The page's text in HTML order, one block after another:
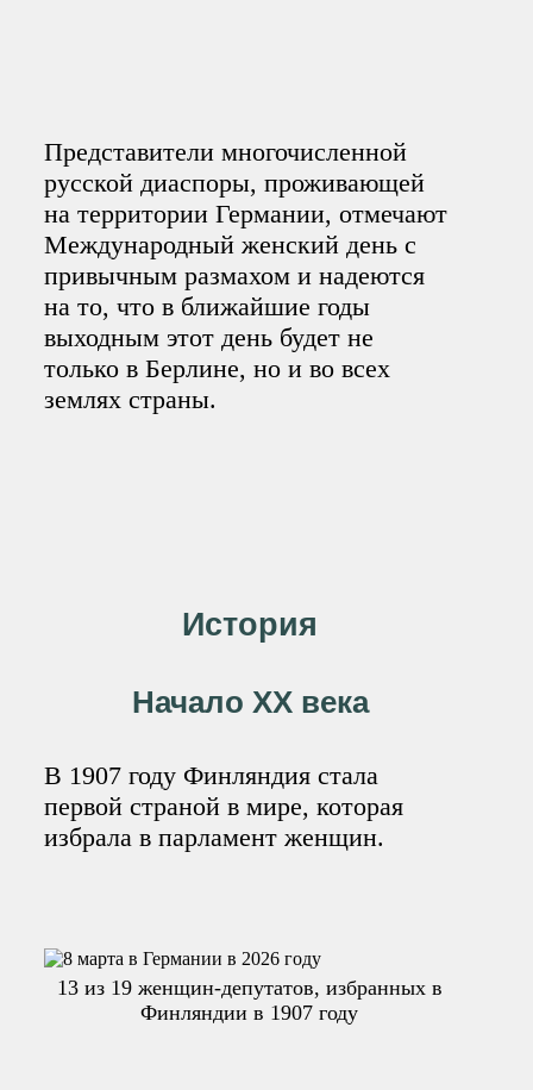
Представители многочисленной
русской диаспоры, проживающей
на территории Германии, отмечают
Международный женский день с
привычным размахом и надеются
на то, что в ближайшие годы
выходным этот день будет не
только в Берлине, но и во всех
землях страны.
История
Начало XX века
В 1907 году Финляндия стала
первой страной в мире, которая
избрала в парламент женщин.
13 из 19 женщин-депутатов, избранных в
Финляндии в 1907 году